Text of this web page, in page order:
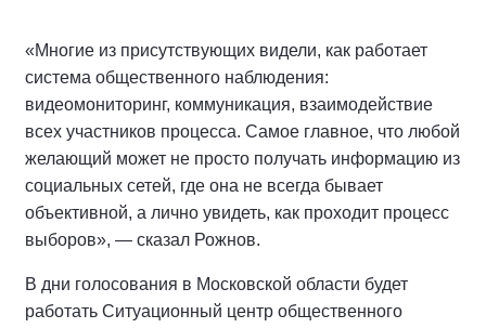
«Многие из присутствующих видели, как работает
система общественного наблюдения:
видеомониторинг, коммуникация, взаимодействие
всех участников процесса. Самое главное, что любой
желающий может не просто получать информацию из
социальных сетей, где она не всегда бывает
объективной, а лично увидеть, как проходит процесс
выборов», — сказал Рожнов.
В дни голосования в Московской области будет
работать Ситуационный центр общественного